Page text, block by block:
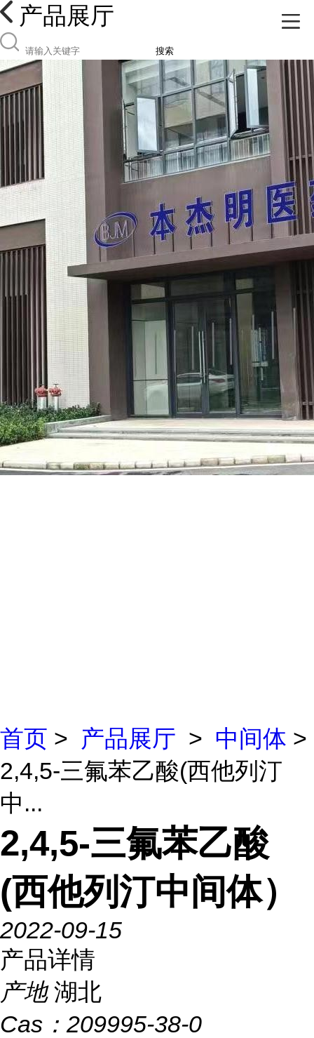
产品展厅
搜索
首页 > 产品展厅 > 中间体 >
2,4,5-三氟苯乙酸(西他列汀
中...
2,4,5-三氟苯乙酸
(西他列汀中间体）
2022-09-15
产品详情
产地 湖北
Cas： 209995-38-0